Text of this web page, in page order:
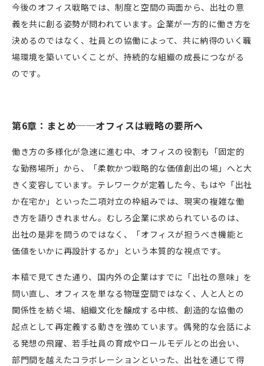
今後のオフィス戦略では、制度と空間の両面から、出社の意
義を共に創る姿勢が問われています。企業が一方的に働き方を
決めるのではなく、社員との協働によって、共に納得のいく職
場環境を築いていくことが、持続的な組織の成長につながる
のです。
第6章：まとめ──オフィスは戦略の要所へ
働き方の多様化が急速に進む中、オフィスの役割も「固定的
な勤務場所」から、「柔軟かつ戦略的な価値創出の場」へと大
きく変容しています。テレワークが定着した今、もはや「出社
か在宅か」といった二項対立の枠組みでは、現実の複雑な働
き方を語りきれません。むしろ企業に求められているのは、
出社の是非を問うのではなく、「オフィスが担うべき機能と
価値をいかに再設計するか」という本質的な視点です。
本稿で見てきた通り、国内外の企業はすでに「出社の意味」を
問い直し、オフィスを単なる物理空間ではなく、人と人との
関係性を紡ぐ場、組織文化を醸成する中核、創造的な協働の
起点として再定義する動きを強めています。偶発的な会話によ
る発想の飛躍、若手社員の育成やロールモデルとの出会い、
部門間を越えたコラボレーションといった、出社を通じて得